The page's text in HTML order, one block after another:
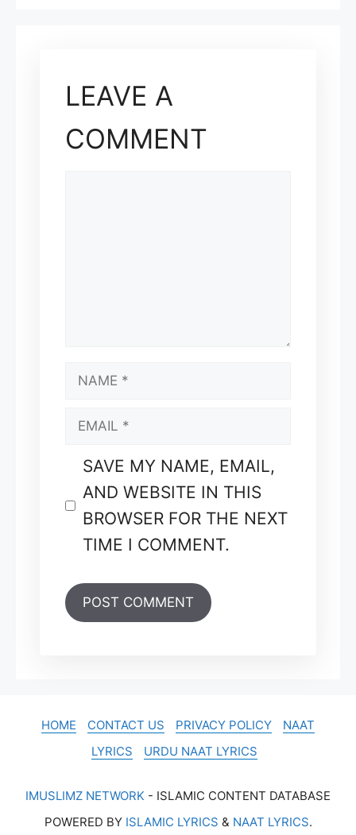
LEAVE A
COMMENT
NAME
EMAIL
SAVE MY NAME, EMAIL,
AND WEBSITE IN THIS
BROWSER FOR THE NEXT
TIME I COMMENT.
HOME CONTACT US PRIVACY POLICY
NAAT
LYRICS
URDU NAAT LYRICS
IMUSLIMZ NETWORK - ISLAMIC CONTENT DATABASE
POWERED BY ISLAMIC LYRICS & NAAT LYRICS.